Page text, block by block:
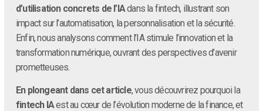
d’utilisation concrets de l’IAdans la fintech, illustrant son
impact sur l’automatisation, la personnalisation et la sécurité.
Enfin, nous analysons comment l’IA stimule l’innovation et la
transformation numérique, ouvrant des perspectives d’avenir
prometteuses.
En plongeant dans cet article, vous découvrirez pourquoi la
fintech IAest au cœur de l’évolution moderne de la finance, et